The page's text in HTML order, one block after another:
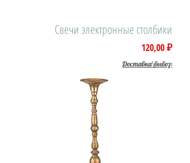
Свечи электронные столбики
Цена
120,00 ₽
Доставка\вывоз: